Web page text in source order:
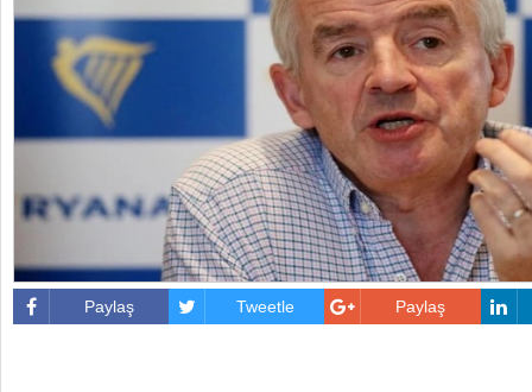
Paylaş Tweetle Paylaş